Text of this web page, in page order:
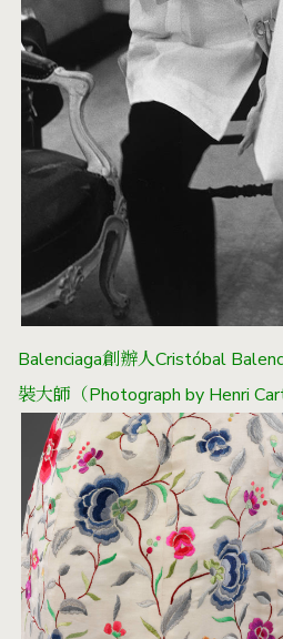
Balenciaga創辦人Cristóbal
裝大師（Photograph by Henri